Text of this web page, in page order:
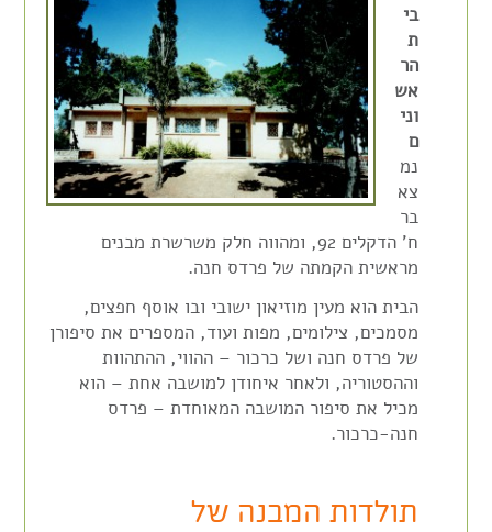
בי
ת
הר
אש
וני
ם
נמ
צא
בר
ח' הדקלים 92, ומהווה חלק משרשרת מבנים
מראשית הקמתה של פרדס חנה.
הבית הוא מעין מוזיאון ישובי ובו אוסף חפצים,
מסמכים, צילומים, מפות ועוד, המספרים את סיפורן
של פרדס חנה ושל כרכור – ההווי, ההתהוות
וההסטוריה, ולאחר איחודן למושבה אחת – הוא
מכיל את סיפור המושבה המאוחדת – פרדס
חנה-כרכור.
תולדות המבנה של